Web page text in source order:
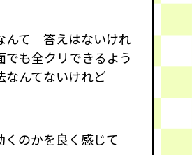
んて 答えはないけれ
も全クリできるよう
なんてないけれど
くのかを良く感じて